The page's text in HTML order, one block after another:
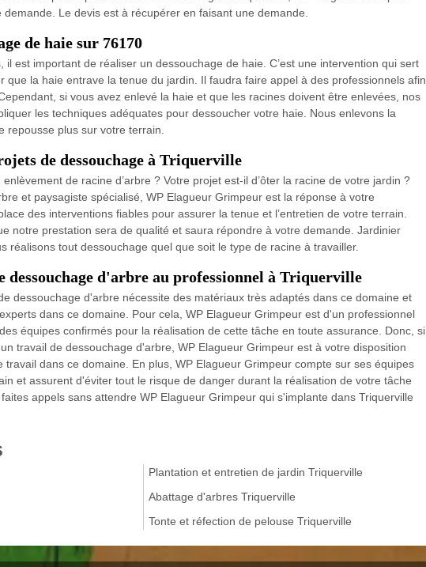
Le devis est à récupérer en faisant une demande.
de haie sur 76170
il est important de réaliser un dessouchage de haie. C’est une intervention qui sert
que la haie entrave la tenue du jardin. Il faudra faire appel à des professionnels afin
si vous avez enlevé la haie et que les racines doivent être enlevées, nos
les techniques adéquates pour dessoucher votre haie. Nous enlevons la
repousse plus sur votre terrain.
de dessouchage à Triquerville
de racine d’arbre ? Votre projet est-il d’ôter la racine de votre jardin ?
et paysagiste spécialisé, WP Elagueur Grimpeur est la réponse à votre
des interventions fiables pour assurer la tenue et l’entretien de votre terrain.
notre prestation sera de qualité et saura répondre à votre demande. Jardinier
réalisons tout dessouchage quel que soit le type de racine à travailler.
dessouchage d'arbre au professionnel à Triquerville
dessouchage d'arbre nécessite des matériaux très adaptés dans ce domaine et
dans ce domaine. Pour cela, WP Elagueur Grimpeur est d'un professionnel
équipes confirmés pour la réalisation de cette tâche en toute assurance. Donc, si
travail de dessouchage d'arbre, WP Elagueur Grimpeur est à votre disposition
travail dans ce domaine. En plus, WP Elagueur Grimpeur compte sur ses équipes
et assurent d'éviter tout le risque de danger durant la réalisation de votre tâche
appels sans attendre WP Elagueur Grimpeur qui s'implante dans Triquerville
Plantation et entretien de jardin Triquerville
Abattage d'arbres Triquerville
Tonte et réfection de pelouse Triquerville